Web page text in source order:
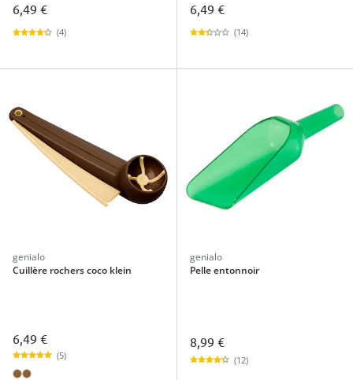
6,49 €
(4)
6,49 €
(14)
genialo
Cuillère rochers coco klein
6,49 €
(5)
genialo
Pelle entonnoir
8,99 €
(12)